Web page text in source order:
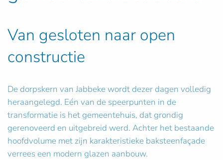
Van gesloten naar open
constructie
De dorpskern van Jabbeke wordt dezer dagen volledig
heraangelegd. Eén van de speerpunten in de
transformatie is het gemeentehuis, dat grondig
gerenoveerd en uitgebreid werd. Achter het bestaande
hoofdvolume met zijn karakteristieke baksteenfaçade
verrees een modern glazen aanbouw.